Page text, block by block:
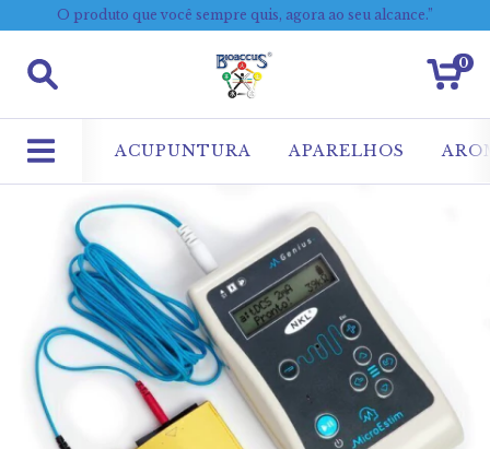
O produto que você sempre quis, agora ao seu alcance.”
0
ACUPUNTURA APARELHOS